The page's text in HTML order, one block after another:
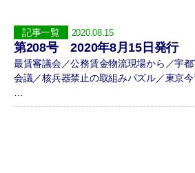
記事一覧 2020.08.15
第208号 2020年8月15日発行
最賃審議会／公務賃金物流現場から／宇
会議／核兵器禁止の取組みパズル／東京